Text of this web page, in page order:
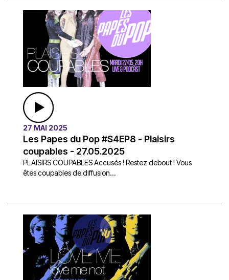
27 MAI 2025
Les Papes du Pop #S4EP8 - Plaisirs
coupables - 27.05.2025
PLAISIRS COUPABLES Accusés ! Restez debout ! Vous
êtes coupables de diffusion...